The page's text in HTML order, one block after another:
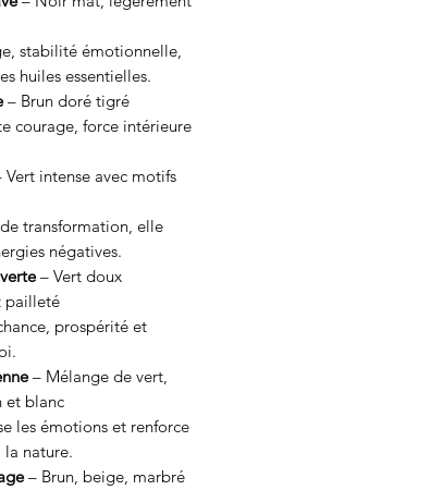
stabilité émotionnelle,
huiles essentielles.
– Brun doré tigré
courage, force intérieure
intense avec motifs
transformation, elle
négatives.
– Vert doux
pailleté
prospérité et
– Mélange de vert,
et blanc
les émotions et renforce
la nature.
– Brun, beige, marbré